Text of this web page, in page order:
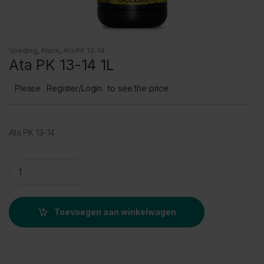
Voeding, Atami, Ata PK 13-14
Ata PK 13-14 1L
Please Register/Login to see the price
Ata PK 13-14
Toevoegen aan winkelwagen